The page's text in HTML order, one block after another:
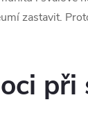
zastavit.
při